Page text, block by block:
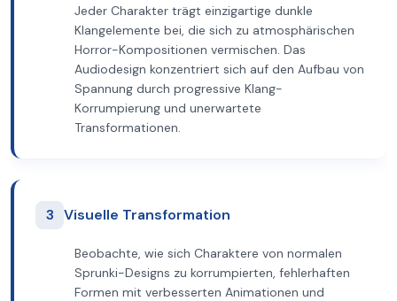
Jeder Charakter trägt einzigartige dunkle
Klangelemente bei, die sich zu atmosphärischen
Horror-Kompositionen vermischen. Das
Audiodesign konzentriert sich auf den Aufbau von
Spannung durch progressive Klang-
Korrumpierung und unerwartete
Transformationen.
3 Visuelle Transformation
Beobachte, wie sich Charaktere von normalen
Sprunki-Designs zu korrumpierten, fehlerhaften
Formen mit verbesserten Animationen und